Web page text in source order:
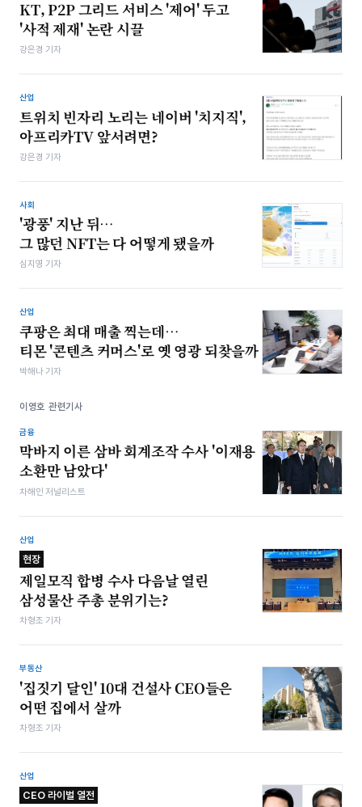
KT, P2P 그리드 서비스 '제어' 두고
'사적 제재' 논란 시끌
강은경 기자
산업
트위치 빈자리 노리는 네이버 '치지직',
아프리카TV 앞서려면?
강은경 기자
사회
'광풍' 지난 뒤…
그 많던 NFT는 다 어떻게 됐을까
심지영 기자
산업
쿠팡은 최대 매출 찍는데…
티몬 '콘텐츠 커머스'로 옛 영광 되찾을까
박해나 기자
이영호 관련기사
금융
막바지 이른 삼바 회계조작 수사 '이재용
소환만 남았다'
차해인 저널리스트
산업
현장
제일모직 합병 수사 다음날 열린
삼성물산 주총 분위기는?
차형조 기자
부동산
'집짓기 달인' 10대 건설사​ CEO들은
어떤 집에서 살까
차형조 기자
산업
CEO 라이벌 열전